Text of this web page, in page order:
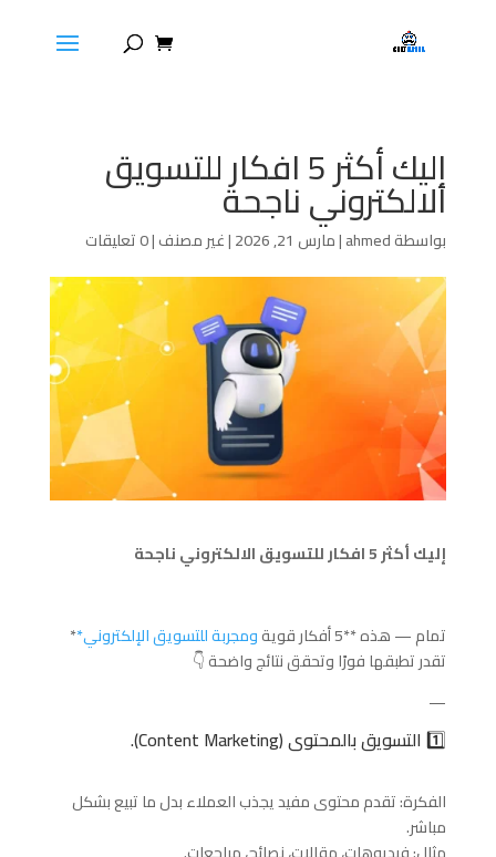
إليك أكثر 5 افكار للتسويق
الالكتروني ناجحة
بواسطةahmed
|مارس 21, 2026 |غير مصنف|0 تعليقات
إليك أكثر 5 افكار للتسويق الالكتروني ناجحة
تمام — هذه **5 أفكار قوية ومجربة للتسويق الإلكتروني**
تقدر تطبقها فورًا وتحقق نتائج واضحة 👇
—
1️⃣ التسويق بالمحتوى (Content Marketing).
الفكرة: تقدم محتوى مفيد يجذب العملاء بدل ما تبيع بشكل
مباشر.